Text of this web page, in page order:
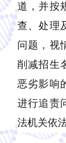
道，并按
查、处理
问题，视
削减招生
恶劣影响
进行追责
法机关依